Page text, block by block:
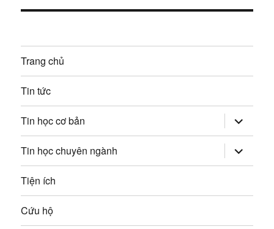
b
i
v
i
ế
t
i
p
:Trang chủ
Tin tức
Tin học cơ bản mở
rộng
trình
đơn
con
Tin học chuyên ngành mở
rộng
trình
Tiện ích
Cứu hộ